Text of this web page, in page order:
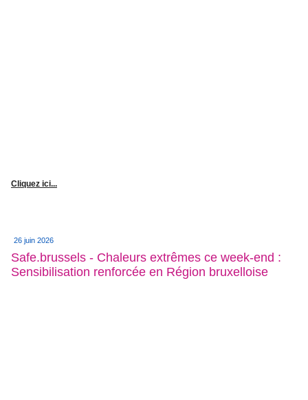
Cliquez ici...
26 juin 2026
Safe.brussels - Chaleurs extrêmes ce week-end :
Sensibilisation renforcée en Région bruxelloise